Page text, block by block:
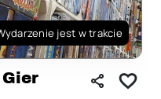
jest w trakcie